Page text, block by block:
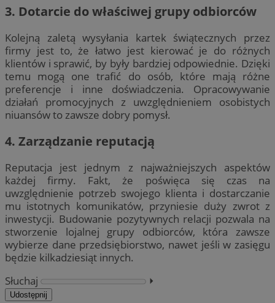
3. Dotarcie do właściwej grupy odbiorców
Kolejną zaletą wysyłania kartek świątecznych przez
firmy jest to, że łatwo jest kierować je do różnych
klientów i sprawić, by były bardziej odpowiednie. Dzięki
temu mogą one trafić do osób, które mają różne
preferencje i inne doświadczenia. Opracowywanie
działań promocyjnych z uwzględnieniem osobistych
niuansów to zawsze dobry pomysł.
4. Zarządzanie reputacją
Reputacja jest jednym z najważniejszych aspektów
każdej firmy. Fakt, że poświęca się czas na
uwzględnienie potrzeb swojego klienta i dostarczanie
mu istotnych komunikatów, przyniesie duży zwrot z
inwestycji. Budowanie pozytywnych relacji pozwala na
stworzenie lojalnej grupy odbiorców, która zawsze
wybierze dane przedsiębiorstwo, nawet jeśli w zasięgu
będzie kilkadziesiąt innych.
Słuchaj
⏵︎
Udostępnij